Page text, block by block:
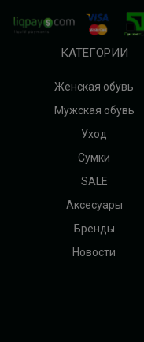
КАТЕГОРИИ
Женская обувь
Мужская обувь
Уход
Сумки
SALE
Аксесуары
Бренды
Новости